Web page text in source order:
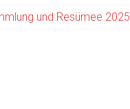
und Resümee 2025